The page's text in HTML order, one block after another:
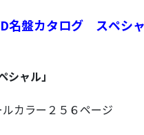
名盤カタログ スペシ
ャル」
カラー２５６ページ